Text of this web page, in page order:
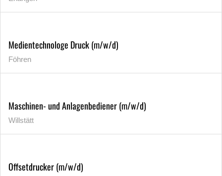
Medientechnologe Druck (m/w/d)
Föhren
Maschinen- und Anlagenbediener (m/w/d)
Willstätt
Offsetdrucker (m/w/d)